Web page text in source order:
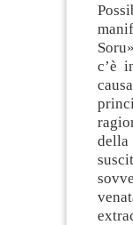
c’è
della